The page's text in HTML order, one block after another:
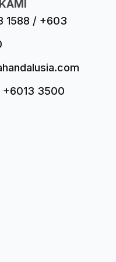
1588 / +603
+6013 3500